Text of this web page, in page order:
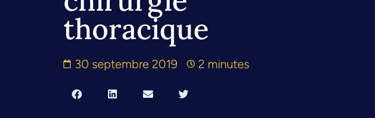
thoracique
30 septembre 2019 2 minutes